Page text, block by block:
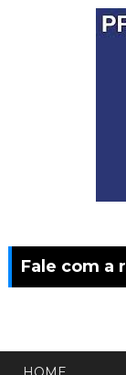
Fale com a